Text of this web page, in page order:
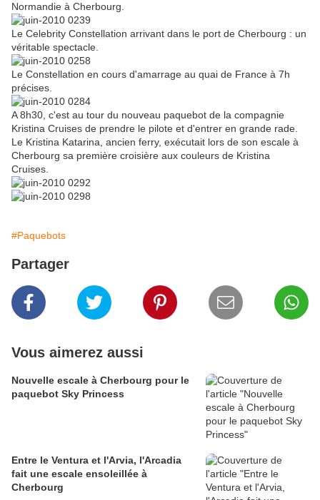
Normandie à Cherbourg
Le Celebrity Constellation arrivant dans le port de Cherbourg : un
véritable spectacle.
Le Constellation en cours d'amarrage au quai de France à 7h
précises.
A 8h30, c'est au tour du nouveau paquebot de la compagnie
Kristina Cruises de prendre le pilote et d'entrer en grande rade.
Le Kristina Katarina , ancien ferry, exécutait lors de son escale à
Cherbourg sa première croisière aux couleurs de Kristina
Cruises
#Paquebots
Partager
Vous aimerez aussi
Nouvelle escale à Cherbourg pour le
paquebot Sky Princess
Entre le Ventura et l'Arvia, l'Arcadia
fait une escale ensoleillée à
Cherbourg